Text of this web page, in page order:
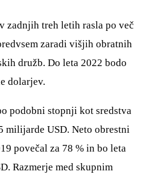
zadnjih treh letih rasla po več
zaradi višjih obratnih
družb. Do leta 2022 bodo
dolarjev.
podobni stopnji kot sredstva
milijarde USD. Neto obrestni
povečal za 78 % in bo leta
Razmerje med skupnim